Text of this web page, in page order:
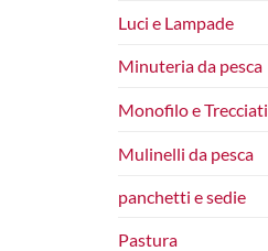
Luci e Lampade
Minuteria da pesca
Monofilo e Trecciati
Mulinelli da pesca
panchetti e sedie
Pastura